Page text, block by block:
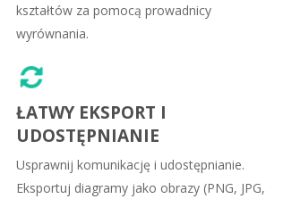
kształtów za pomocą prowadnicy
wyrównania.
ŁATWY EKSPORT I
UDOSTĘPNIANIE
Usprawnij komunikację i udostępnianie.
Eksportuj diagramy jako obrazy (PNG, JPG,